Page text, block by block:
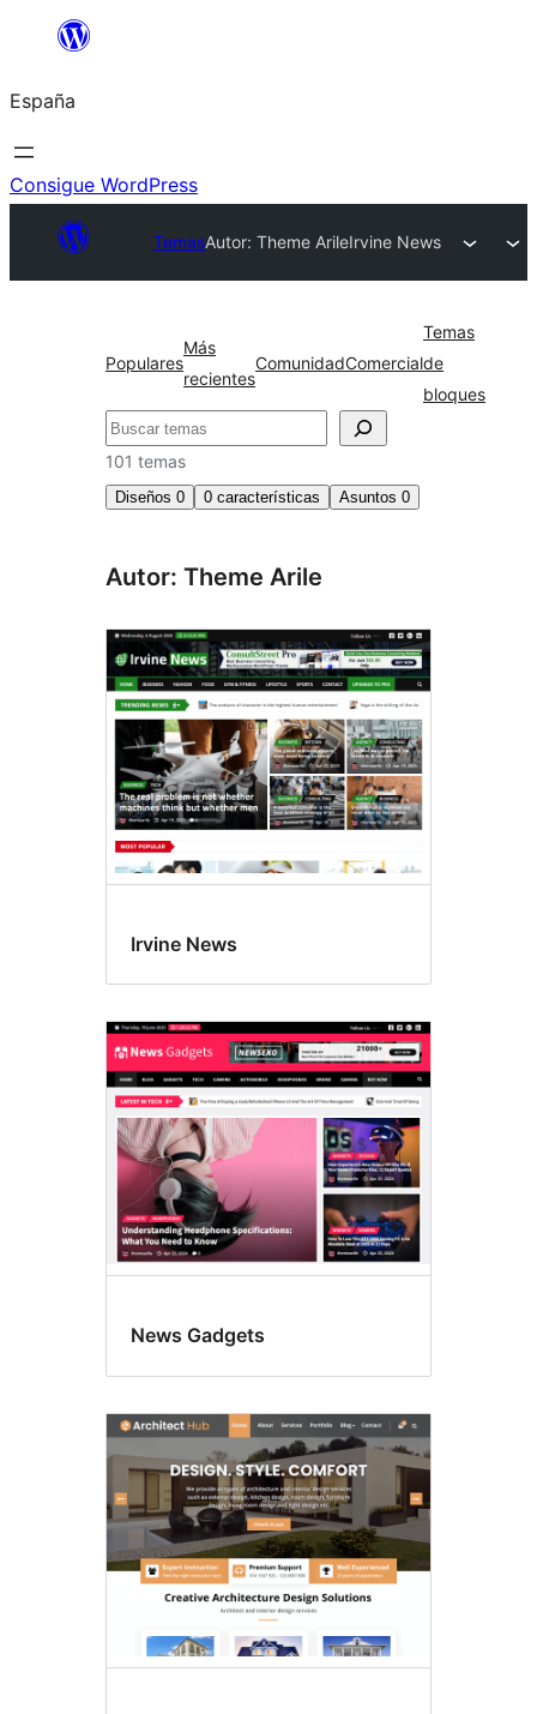
Saltar
contenido
España
Consigue WordPress
TemasAutor: Theme ArileIrvine News
Populares
Más
recientes
ComunidadComercial
Temas
de
bloques
Buscar
101 temas
Diseños 0 0 características Asuntos 0
Autor: Theme Arile
Irvine News
News Gadgets